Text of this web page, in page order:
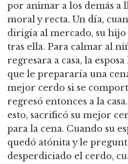
por animar a los demás a
moral y recta. Un día,
dirigía al mercado, su
tras ella. Para calmar al
regresara a casa, la
que le prepararía una
mejor cerdo si se
regresó entonces a la casa.
esto, sacrificó su mejor
para la cena. Cuando su
quedó atónita y le
desperdiciado el cerdo,